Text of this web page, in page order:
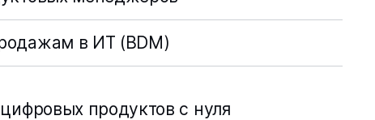
в ИТ (BDM)
продуктов с нуля